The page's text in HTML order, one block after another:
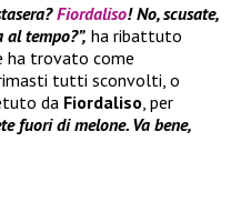
Fiordaliso! No, scusate,
tempo?”, ha ribattuto
ha trovato come
tutti sconvolti, o
da Fiordaliso , per
fuori di melone. Va bene,